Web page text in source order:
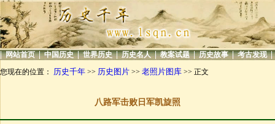
| 网站首页 | 中国历史 | 世界历史 | 历史名人 | 教案试题 | 历史故事 | 考古发现 |
您现在的位置： 历史千年 >> 历史图片 >> 老照片图库 >> 正文
八路军击败日军凯旋照